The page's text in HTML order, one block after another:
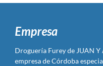
Empresa
Droguería Furey de JUAN Y
empresa de Córdoba